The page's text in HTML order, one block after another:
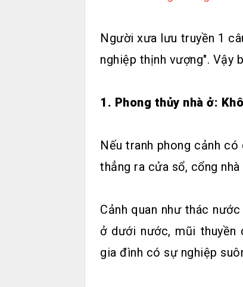
Người xưa lưu truyền 1
nghiệp thịnh vượng". Vậy
1. Phong thủy nhà ở:
Nếu tranh phong cảnh
thẳng ra cửa sổ, cổng
Cảnh quan như thác
ở dưới nước, mũi thuyền
gia đình có sự nghiệp